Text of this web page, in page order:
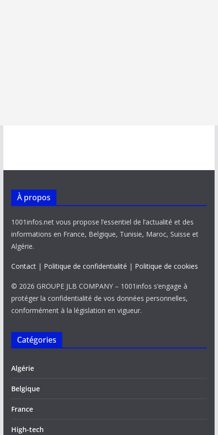
À propos
1001infos.net vous propose l’essentiel de l’actualité et des
informations en France, Belgique, Tunisie, Maroc, Suisse et
Algérie.
Contact| Politique de confidentialité | Politique de cookies
© 2026 GROUPE JLB COMPANY – 1001infos s’engage à
protéger la confidentialité de vos données personnelles,
conformément à la législation en vigueur.
Catégories
Algérie
Belgique
France
High-tech